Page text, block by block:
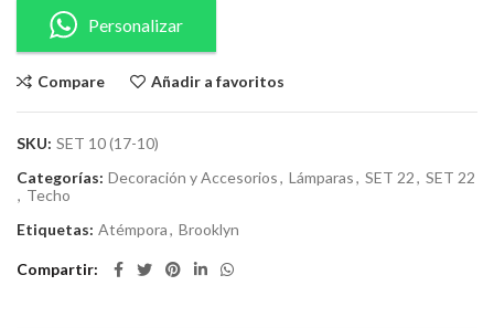
Personalizar
Compare Añadir a favoritos
SKU: SET 10 (17-10)
Categorías: Decoración y Accesorios, Lámparas, SET 22, SET 22
, Techo
Etiquetas: Atémpora, Brooklyn
Compartir